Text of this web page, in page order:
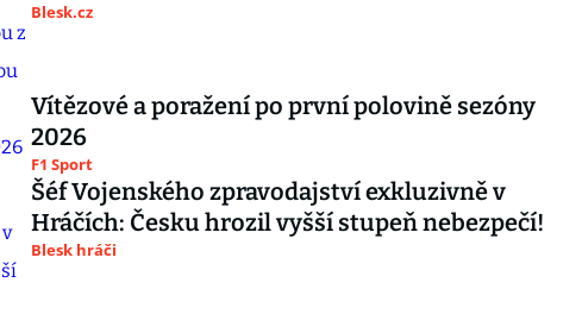
Blesk.cz
Vítězové a poražení po první polovině sezóny
2026
F1 Sport
Šéf Vojenského zpravodajství exkluzivně v
Hráčích: Česku hrozil vyšší stupeň nebezpečí!
Blesk hráči